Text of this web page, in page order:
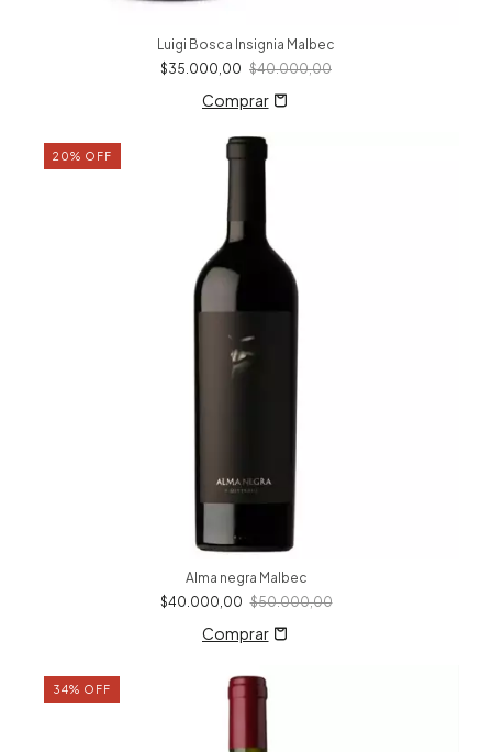
Luigi Bosca Insignia Malbec
$35.000,00 $40.000,00
20% OFF
Alma negra Malbec
$40.000,00 $50.000,00
34% OFF